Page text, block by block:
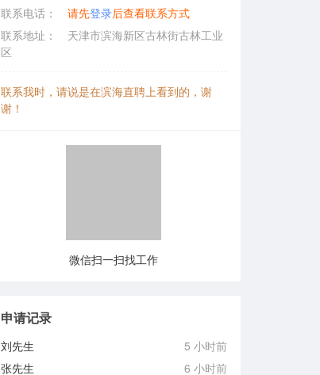
联系电话：
请先登录后查看联系方式
联系地址：
天津市滨海新区古林街古林工业
区
联系我时，请说是在滨海直聘上看到的，谢
谢！
微信扫一扫找工作
申请记录
刘先生
5 小时前
张先生
6 小时前